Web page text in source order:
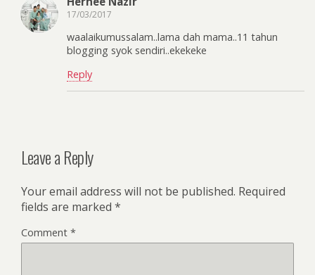
17/03/2017
waalaikumussalam..lama dah mama..11 tahun
blogging syok sendiri..ekekeke
Reply
Leave a Reply
Your email address will not be published. Required
fields are marked *
Comment *